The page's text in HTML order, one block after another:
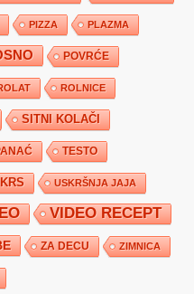
PIZZA PLAZMA
POVRĆE
ROLNICE
SITNI KOLAČI
TESTO
USKRŠNJA JAJA
VIDEO RECEPT
ZA DECU ZIMNICA